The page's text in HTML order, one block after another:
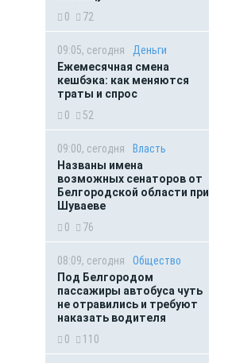
0
72
09:05, сегодня
Деньги
Ежемесячная смена
кешбэка: как меняются
траты и спрос
0
52
09:00, сегодня
Власть
Названы имена
возможных сенаторов от
Белгородской области при
Шуваеве
0
76
08:09, сегодня
Общество
Под Белгородом
пассажиры автобуса чуть
не отравились и требуют
наказать водителя
0
110